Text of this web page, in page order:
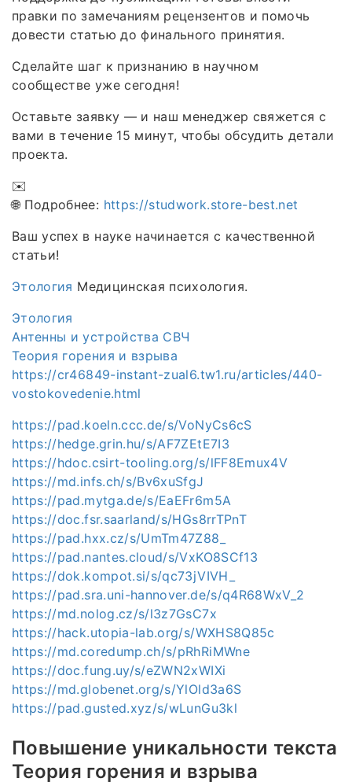
правки по замечаниям рецензентов и помочь
довести статью до финального принятия.
Сделайте шаг к признанию в научном
сообществе уже сегодня!
Оставьте заявку — и наш менеджер свяжется с
вами в течение 15 минут, чтобы обсудить детали
проекта.
✉️
🌐 Подробнее: https://studwork.store-best.net
Ваш успех в науке начинается с качественной
статьи!
Этология Медицинская психология.
Этология
Антенны и устройства СВЧ
Теория горения и взрыва
https://cr46849-instant-zual6.tw1.ru/articles/440-
vostokovedenie.html
https://pad.koeln.ccc.de/s/VoNyCs6cS
https://hedge.grin.hu/s/AF7ZEtE7I3
https://hdoc.csirt-tooling.org/s/lFF8Emux4V
https://md.infs.ch/s/Bv6xuSfgJ
https://pad.mytga.de/s/EaEFr6m5A
https://doc.fsr.saarland/s/HGs8rrTPnT
https://pad.hxx.cz/s/UmTm47Z88_
https://pad.nantes.cloud/s/VxKO8SCf13
https://dok.kompot.si/s/qc73jVIVH_
https://pad.sra.uni-hannover.de/s/q4R68WxV_2
https://md.nolog.cz/s/l3z7GsC7x
https://hack.utopia-lab.org/s/WXHS8Q85c
https://md.coredump.ch/s/pRhRiMWne
https://doc.fung.uy/s/eZWN2xWIXi
https://md.globenet.org/s/YlOld3a6S
https://pad.gusted.xyz/s/wLunGu3kl
Повышение уникальности текста
Теория горения и взрыва